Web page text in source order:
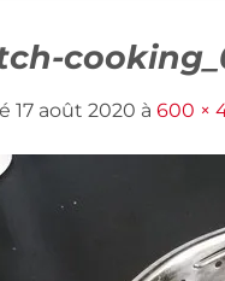
17 août 2020 à 600 ×